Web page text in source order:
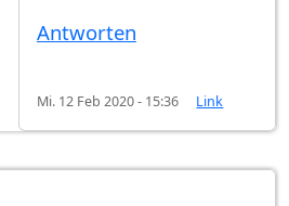
Antworten
Mi. 12 Feb 2020 - 15:36 Link